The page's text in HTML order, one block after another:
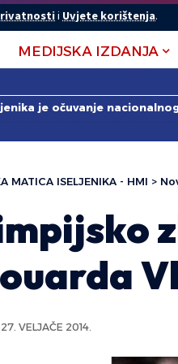
i Uvjete korištenja.
MEDIJSKA IZDANJA
je očuvanje
MATICA ISELJENIKA - HMI >
27. VELJAČE 2014.